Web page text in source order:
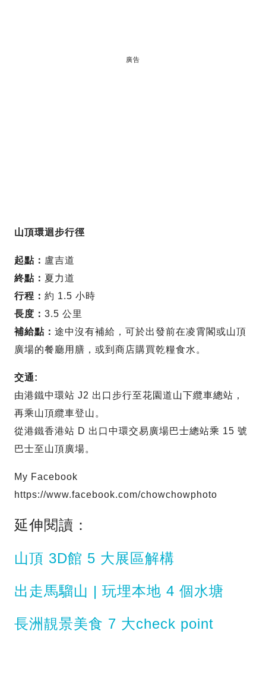
廣告
山頂環迴步行徑
起點： 盧吉道
終點： 夏力道
行程： 約 1.5 小時
長度： 3.5 公里
補給點： 途中沒有補給，可於出發前在凌霄閣或山頂
廣場的餐廳用膳，或到商店購買乾糧食水。
交通:
由港鐵中環站 J2 出口步行至花園道山下纜車總站，
再乘山頂纜車登山。
從港鐵香港站 D 出口中環交易廣場巴士總站乘 15 號
巴士至山頂廣場。
My Facebook
https://www.facebook.com/chowchowphoto
延伸閱讀：
山頂 3D館 5 大展區解構
出走馬騮山 | 玩埋本地 4 個水塘
長洲靚景美食 7 大check point